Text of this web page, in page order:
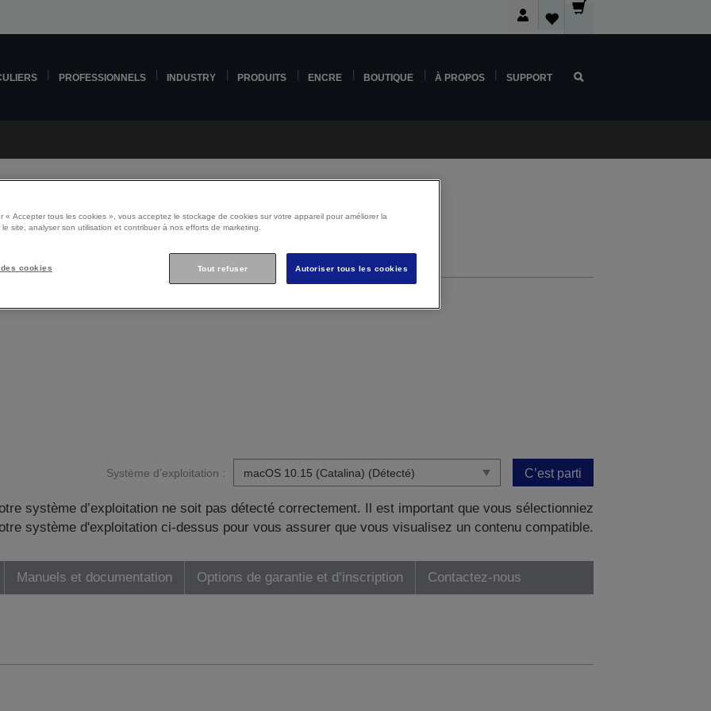
PROFESSIONNELS INDUSTRY PRODUITS ENCRE BOUTIQUE À PROPOS SUPPORT
Système d’exploitation : C’est parti
système d’exploitation ne soit pas détecté correctement. Il est important que vous sélectionniez
système d'exploitation ci-dessus pour vous assurer que vous visualisez un contenu compatible.
Manuels et documentation Options de garantie et d’inscription Contactez-nous
« Accepter tous les cookies », vous acceptez le stockage de cookies sur votre appareil pour améliorer la
site, analyser son utilisation et contribuer à nos efforts de marketing.
Tout refuser Autoriser tous les cookies
cookies